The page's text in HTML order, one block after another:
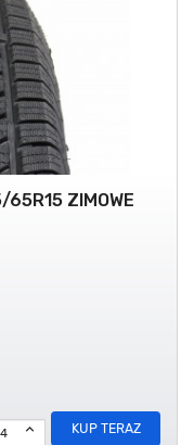
65R15 ZIMOWE
KUP TERAZ